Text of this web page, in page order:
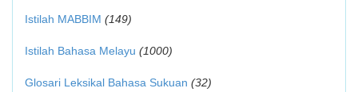
Istilah MABBIM (149)
Istilah Bahasa Melayu (1000)
Glosari Leksikal Bahasa Sukuan (32)